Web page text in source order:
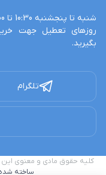
بگیرید.
تلگرام
کلیه حقوق مادی و معنوی
ساخته